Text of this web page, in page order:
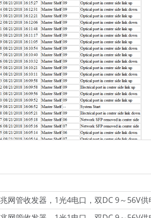
网管收发器，1光4电口，双DC 9～56V供